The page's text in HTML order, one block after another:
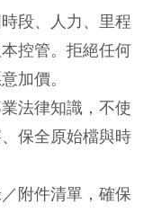
段、人力、里程
控管。拒絕任何
加價。
法律知識，不使
保全原始檔與時
附件清單，確保